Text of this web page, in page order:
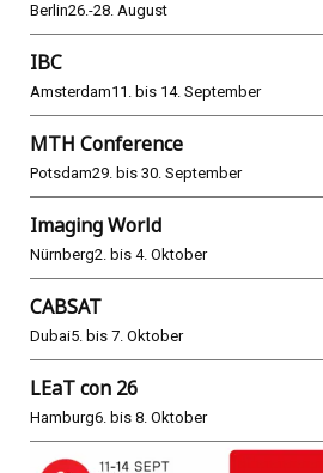
Berlin26.-28. August
IBC
Amsterdam11. bis 14. September
MTH Conference
Potsdam29. bis 30. September
Imaging World
Nürnberg2. bis 4. Oktober
CABSAT
Dubai5. bis 7. Oktober
LEaT con 26
Hamburg6. bis 8. Oktober